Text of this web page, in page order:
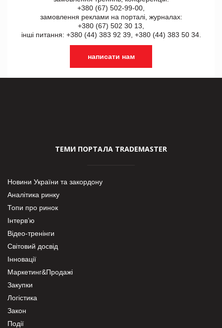
+380 (67) 502-99-00,
замовлення реклами на порталі, журналах:
+380 (67) 502 30 13,
інші питання: +380 (44) 383 92 39, +380 (44) 383 50 34.
написати нам
ТЕМИ ПОРТАЛА TRADEMASTER
Новини України та закордону
Аналітика ринку
Топи про ринок
Інтерв’ю
Відео-тренінги
Світовий досвід
Інновації
Маркетинг&Продажі
Закупки
Логістика
Закон
Події